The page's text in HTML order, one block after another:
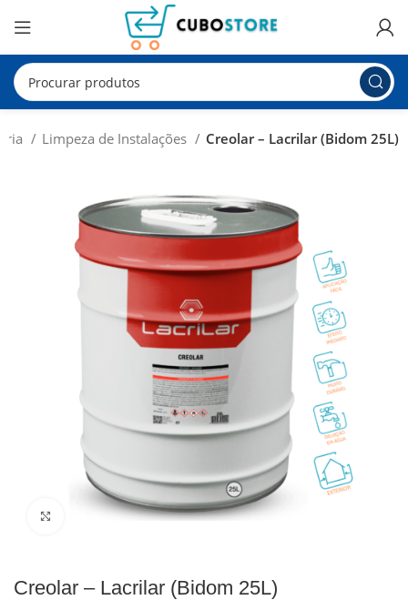
Limpeza de Instalações Creolar – Lacrilar (Bidom 25L)
Clique para ampliar
Creolar – Lacrilar (Bidom 25L)